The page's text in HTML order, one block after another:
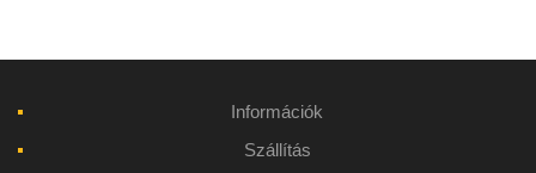
Információk
Szállítás